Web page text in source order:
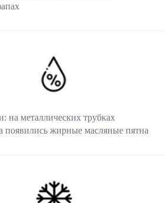
на металлических трубках
появились жирные масляные пятна